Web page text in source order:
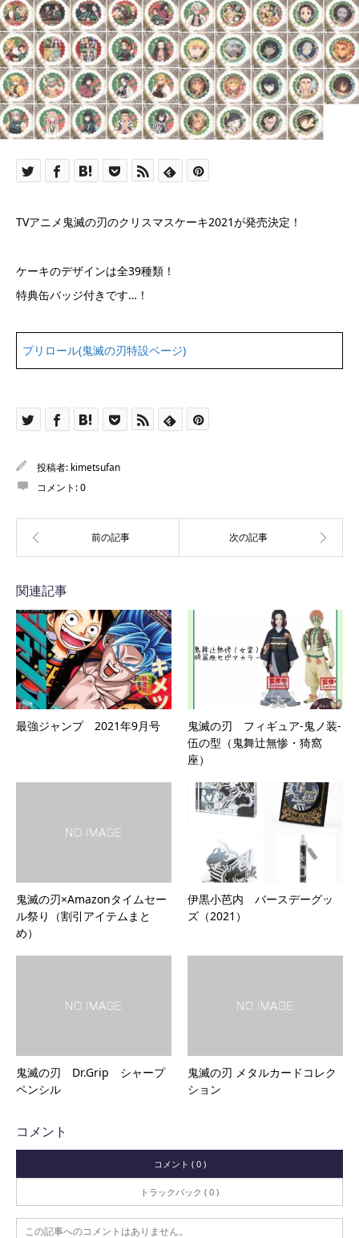
TVアニメ鬼滅の刃のクリスマスケーキ2021が発売決定！
ケーキのデザインは全39種類！
特典缶バッジ付きです…！
プリロール(鬼滅の刃特設ページ)
投稿者: kimetsufan
コメント:0
関連記事
最強ジャンプ 2021年9月号
鬼滅の刃 フィギュア‐鬼ノ装‐
伍の型（鬼舞辻無惨・猗窩
座）
鬼滅の刃×Amazonタイムセー
ル祭り（割引アイテムまと
め）
伊黒小芭内 バースデーグッ
ズ（2021）
鬼滅の刃 Dr.Grip シャープ
ペンシル
鬼滅の刃 メタルカードコレク
ション
コメント
コメント ( 0 )
トラックバック ( 0 )
この記事へのコメントはありません。